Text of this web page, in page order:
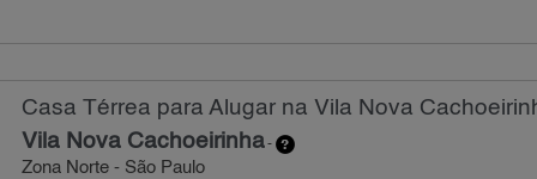
Casa Térrea para Alugar na Vila Nova
Vila Nova Cachoeirinha-
Zona Norte - São Paulo